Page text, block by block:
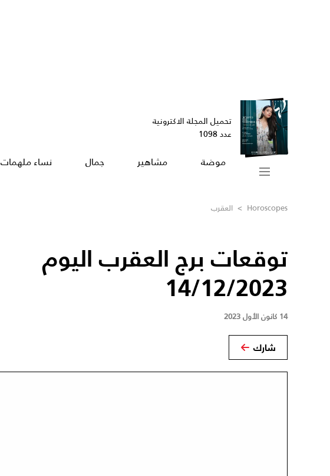
تحميل المجلة الاكترونية
عدد 1098
موضة مشاهير جمال نساء ملهمات
Horoscopes
> العقرب
توقعات برج العقرب اليوم
14/12/2023
14 كانون الأول 2023
شارك